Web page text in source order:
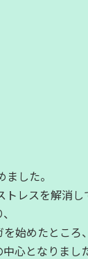
した。
レスを解消し
始めたところ、
心となりまし